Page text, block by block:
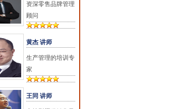
资深零售品牌管理
顾问
黄杰 讲师
生产管理的培训专
家
王同 讲师